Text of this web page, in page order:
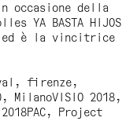
occasione della
YA BASTA HIJOS
ed è la vincitrice
firenze,
MilanoVISIO 2018,
Project